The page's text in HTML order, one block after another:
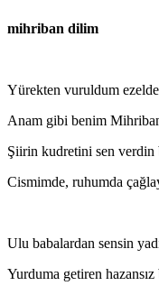
mihriban dilim
Yürekten vuruldum
Anam gibi benim
Şiirin kudretini sen verdin
Cismimde, ruhumda
Ulu babalardan sensin
Yurduma getiren hazansız